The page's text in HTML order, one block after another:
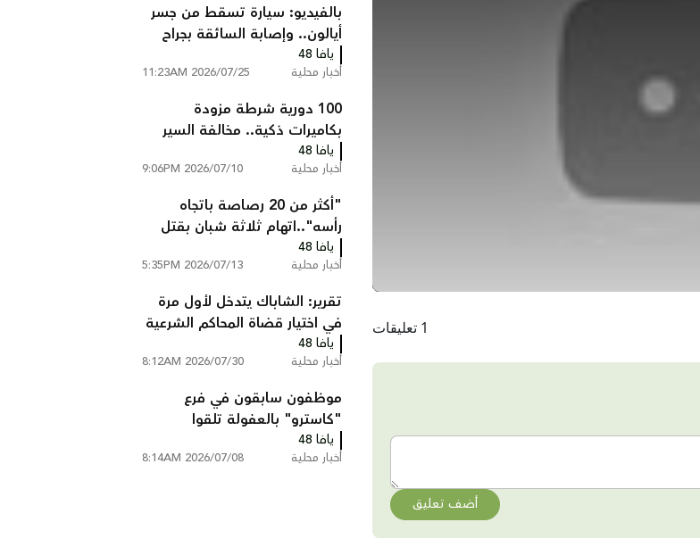
1 تعليقات
أضف تعليق
بالفيديو: سيارة تسقط من جسر
أيالون.. وإصابة السائقة بجراح
خطيرة
يافا 48
أخبار محلية 2026/07/25 11:23AM
100 دورية شرطة مزودة
بكاميرات ذكية.. مخالفة السير
تصلك إلى المنزل دون أن تتوقف
يافا 48
أخبار محلية 2026/07/10 9:06PM
"أكثر من 20 رصاصة باتجاه
رأسه"..اتهام ثلاثة شبان بقتل
عبد السلام ابو عصب من
شعفاط
يافا 48
أخبار محلية 2026/07/13 5:35PM
تقرير: الشاباك يتدخل لأول مرة
في اختيار قضاة المحاكم الشرعية
ويستبعد مرشحين
يافا 48
أخبار محلية 2026/07/30 8:12AM
موظفون سابقون في فرع
"كاسترو" بالعفولة تلقوا
تعليمات بالتحدث بالعبرية فقط
داخل المتجر
يافا 48
أخبار محلية 2026/07/08 8:14AM